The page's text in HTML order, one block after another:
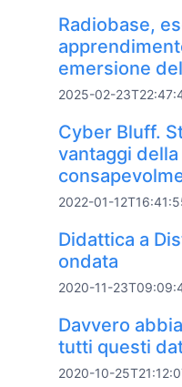
Radiobase,
emersione
2025-02-
Cyber Bluff.
vantaggi
2022-01-
Didattica a
ondata
2020-11-
Davvero
tutti questi
2020-10-